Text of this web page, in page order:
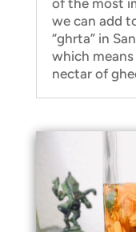
we can add
“ghrta” in
which means
nectar of